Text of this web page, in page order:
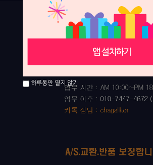
하루동안 열지 않기